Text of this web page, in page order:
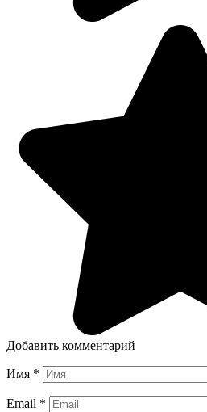
Добавить комментарий
Имя *
Email *